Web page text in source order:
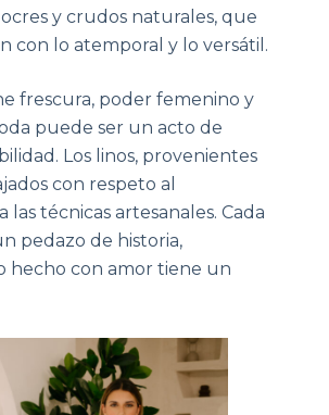
y crudos naturales, que
con lo atemporal y lo versátil.
frescura, poder femenino y
puede ser un acto de
Los linos, provenientes
con respeto al
las técnicas artesanales. Cada
pedazo de historia,
hecho con amor tiene un